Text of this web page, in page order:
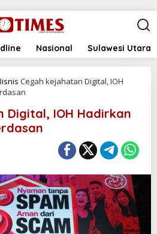
Nasional Sulawesi Utara
Cegah kejahatan Digital, IOH
Digital, IOH Hadirkan